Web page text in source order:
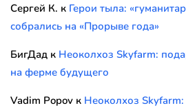
Сергей К. к Герои тыла:
собрались на «Прорыве года»
БигДад к Неоколхоз Skyfarm:
на ферме будущего
Vadim Popov к Неоколхоз